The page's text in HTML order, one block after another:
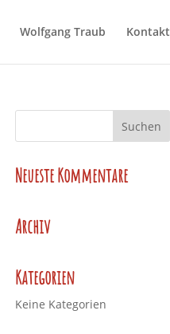
Wolfgang Traub Kontakt
Neueste Kommentare
Archiv
Kategorien
Keine Kategorien